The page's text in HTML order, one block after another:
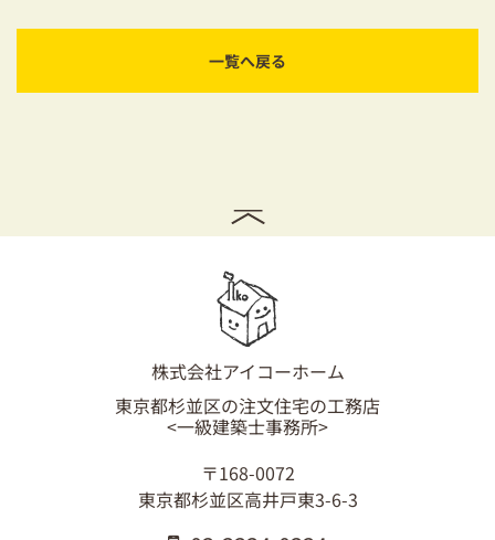
一覧へ戻る
株式会社アイコーホーム
東京都杉並区の注文住宅の工務店
<一級建築士事務所>
〒168-0072
東京都杉並区高井戸東3-6-3